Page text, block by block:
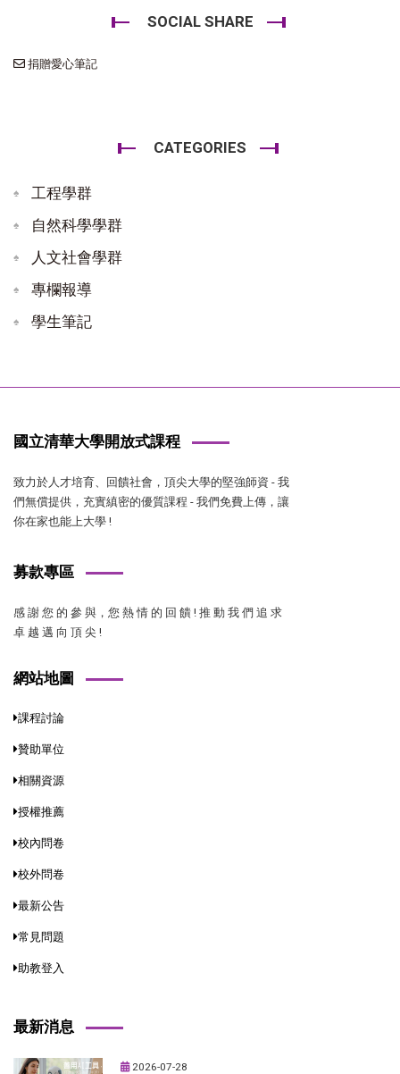
SOCIAL SHARE
捐贈愛心筆記
CATEGORIES
工程學群
自然科學學群
人文社會學群
專欄報導
學生筆記
國立清華大學開放式課程
致力於人才培育、回饋社會，頂尖大學的堅強師資 - 我
們無償提供，充實縝密的優質課程 - 我們免費上傳，讓
你在家也能上大學 !
募款專區
感 謝 您 的 參 與，您 熱 情 的 回 饋 ! 推 動 我 們 追 求
卓 越 邁 向 頂 尖 !
網站地圖
課程討論
贊助單位
相關資源
授權推薦
校內問卷
校外問卷
最新公告
常見問題
助教登入
最新消息
2026-07-28